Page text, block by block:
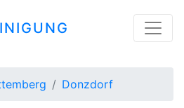
Donzdorf